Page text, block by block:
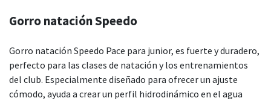
Gorro natación Speedo
Gorro natación Speedo Pace para junior, es fuerte y duradero,
perfecto para las clases de natación y los entrenamientos
del club. Especialmente diseñado para ofrecer un ajuste
cómodo, ayuda a crear un perfil hidrodinámico en el agua